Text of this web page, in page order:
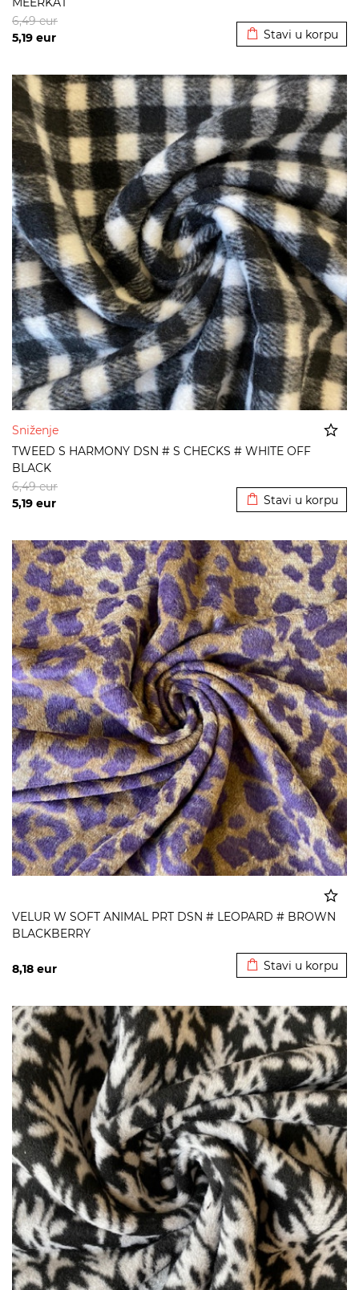
5,19 eur
6,49eur
Stavi u korpu
Sniženje
TWEED S HARMONY DSN # S CHECKS # WHITE OFF
BLACK
5,19 eur
6,49eur
Stavi u korpu
VELUR W SOFT ANIMAL PRT DSN # LEOPARD # BROWN
BLACKBERRY
8,18 eur Stavi u korpu